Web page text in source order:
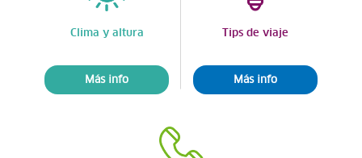
Clima y altura
Más info
Tips de viaje
Más info